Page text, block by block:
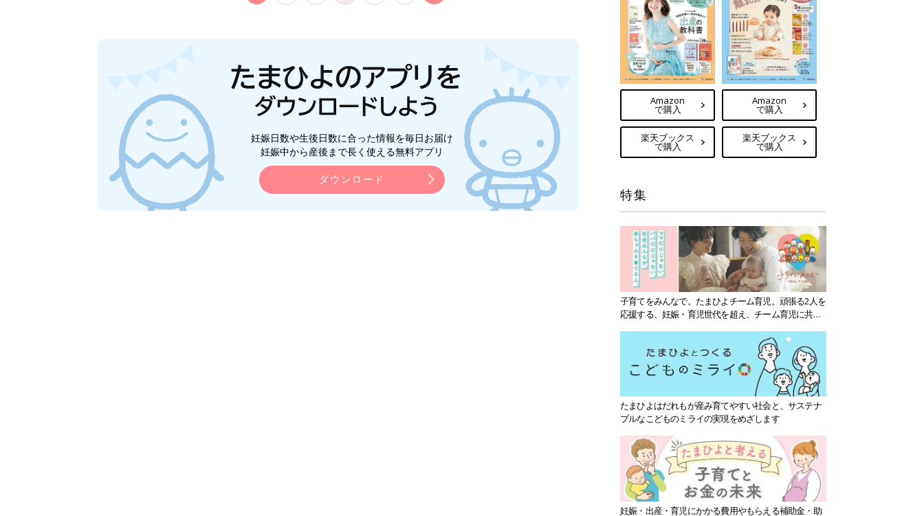
妊娠日数や生後日数に合った情報を毎日お届け
妊娠中から産後まで長く使える無料アプリ
ダウンロード
Amazon
で購入
楽天ブックス
で購入
Amazon
で購入
楽天ブックス
で購入
特集
子育てをみんなで。たまひよチーム育児。頑張る2人を
応援する、妊娠・育児世代を超え、チーム育児に共感
たまひよはだれもが産み育てやすい社会と、サステナ
ブルなこどものミライの実現をめざします
妊娠・出産・育児にかかる費用やもらえる補助金・助